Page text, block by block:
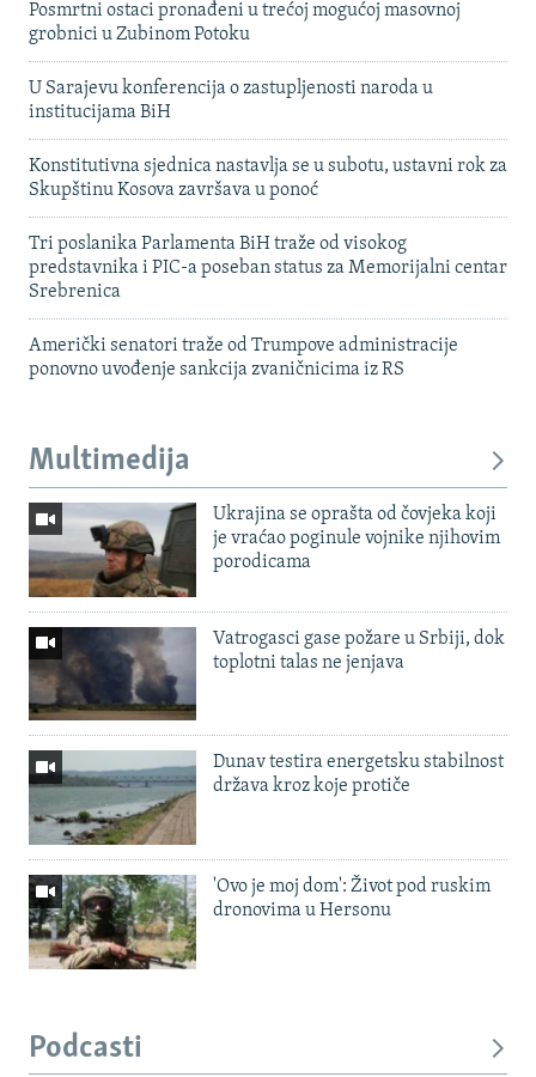
Posmrtni ostaci pronađeni u trećoj mogućoj masovnoj
grobnici u Zubinom Potoku
U Sarajevu konferencija o zastupljenosti naroda u
institucijama BiH
Konstitutivna sjednica nastavlja se u subotu, ustavni rok za
Skupštinu Kosova završava u ponoć
Tri poslanika Parlamenta BiH traže od visokog
predstavnika i PIC-a poseban status za Memorijalni centar
Srebrenica
Američki senatori traže od Trumpove administracije
ponovno uvođenje sankcija zvaničnicima iz RS
Multimedija
Ukrajina se oprašta od čovjeka koji
je vraćao poginule vojnike njihovim
porodicama
Vatrogasci gase požare u Srbiji, dok
toplotni talas ne jenjava
Dunav testira energetsku stabilnost
država kroz koje protiče
'Ovo je moj dom': Život pod ruskim
dronovima u Hersonu
Podcasti